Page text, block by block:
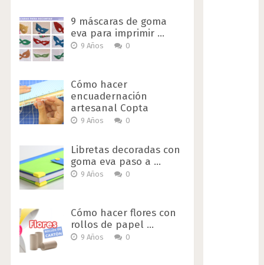
9 máscaras de goma
eva para imprimir …
9 Años 0
Cómo hacer
encuadernación
artesanal Copta
9 Años 0
Libretas decoradas con
goma eva paso a …
9 Años 0
Cómo hacer flores con
rollos de papel …
9 Años 0